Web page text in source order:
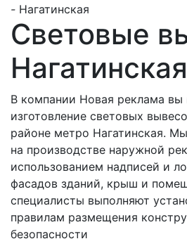
- Нагатинская
Световые
Нагатинская
В компании Новая реклама вы
изготовление световых
районе метро Нагатинская.
на производстве наружной
использованием надписей и
фасадов зданий, крыш и
специалисты выполняют
правилам размещения
безопасности